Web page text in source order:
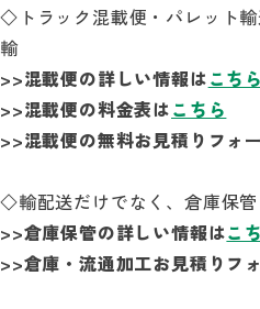
◇トラック混載便・パレット
輸
>>混載便の詳しい情報はこちら
>>混載便の料金表はこちら
>>混載便の無料お見積りフォ
◇輸配送だけでなく、倉庫保
>>倉庫保管の詳しい情報はこ
>>倉庫・流通加工お見積りフ